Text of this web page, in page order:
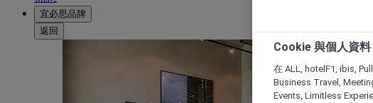
宜必思品牌
返回
Cookie 與個人資料
在 ALL, hotelF1, ibis,
Business Travel,
Events, Limitless